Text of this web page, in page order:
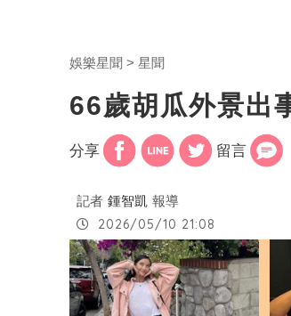
娛樂星聞 星聞
66歲胡瓜外景出
分享 留言
記者 鍾智凱 報導
2026/05/10 21:08